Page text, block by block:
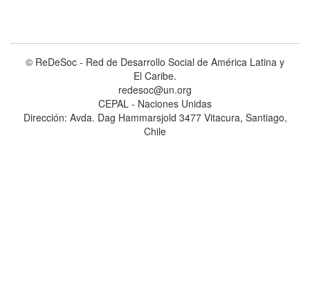
© ReDeSoc - Red de Desarrollo Social de América Latina y
El Caribe.
redesoc@un.org
CEPAL - Naciones Unidas
Dirección: Avda. Dag Hammarsjold 3477 Vitacura, Santiago,
Chile